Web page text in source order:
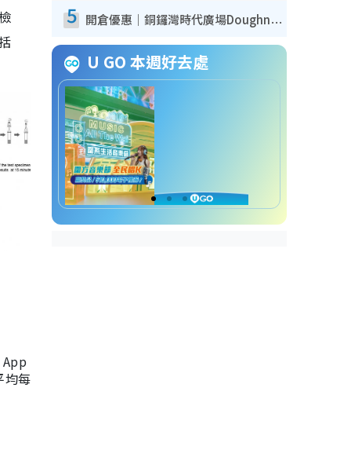
均每
5 開倉優惠｜銅鑼灣時代廣場Doughnut/Campo Marzio開倉低至1折！背囊、書包、手袋劈價$200起
U GO 本週好去處